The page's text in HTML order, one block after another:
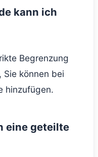
kann ich
Begrenzung
Sie können bei
hinzufügen.
eine geteilte